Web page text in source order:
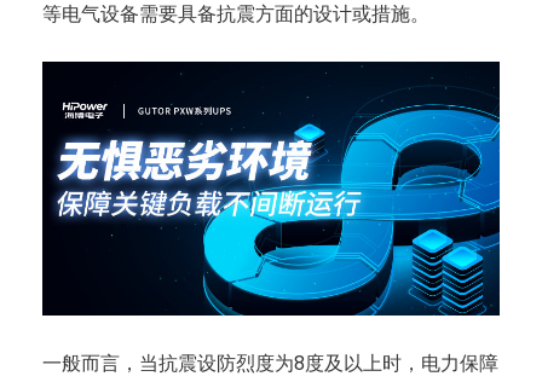
等电气设备需要具备抗震方面的设计或措施。
一般而言，当抗震设防烈度为8度及以上时，电力保障